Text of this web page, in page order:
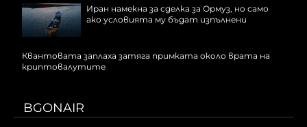
Иран намекна за сделка за Ормуз, но само
ако условията му бъдат изпълнени
Квантовата заплаха затяга примката около врата на
криптовалутите
BGONAIR